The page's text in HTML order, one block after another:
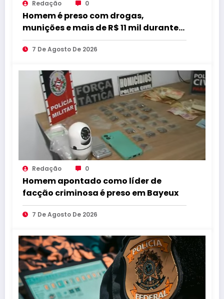
Redação 0
Homem é preso com drogas,
munições e mais de R$ 11 mil durante
operação em Marcação
7 De Agosto De 2026
Redação 0
Homem apontado como líder de
facção criminosa é preso em Bayeux
7 De Agosto De 2026